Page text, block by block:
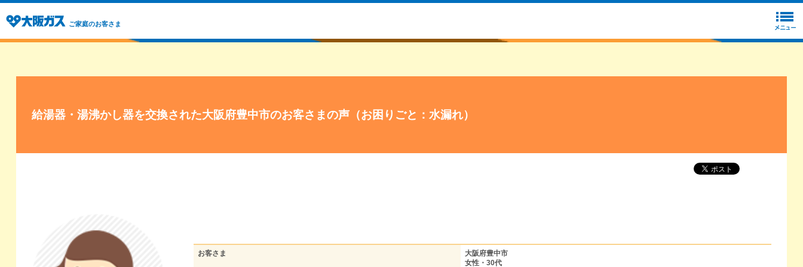
ご家庭のお客さま
給湯器・湯沸かし器を交換された大阪府豊中市のお客さまの声（お困りごと：水漏れ）
お客さま
大阪府豊中市
女性・30代